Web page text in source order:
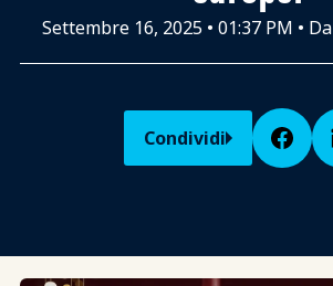
Settembre 16, 2025• 01:37 PM • Da
Condividi